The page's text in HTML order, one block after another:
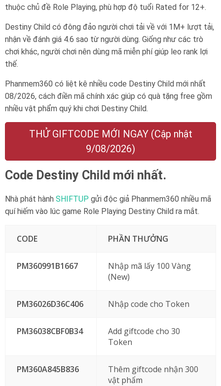
thuộc chủ đề Role Playing, phù hợp độ tuổi Rated for 12+.
Destiny Child có đông đảo người chơi tải về với 1M+ lượt tải,
nhận về đánh giá 4.6 sao từ người dùng. Giống như các trò
chơi khác, người chơi nên dùng mã miễn phí giúp leo rank lợi
thế.
Phanmem360 có liệt kê nhiều code Destiny Child mới nhất
08/2026, cách điền mã chính xác giúp có quà tặng free gồm
nhiều vật phẩm quý khi chơi Destiny Child.
THỬ GIFTCODE MỚI NGAY (Cập nhật
9/08/2026)
Code Destiny Child mới nhất.
Nhà phát hành SHIFTUP gửi độc giả Phanmem360 nhiều mã
quí hiếm vào lúc game Role Playing Destiny Child ra mắt.
CODE PHẦN THƯỞNG
PM360991B1667
Nhập mã lấy 100 Vàng
(New)
PM36026D36C406 Nhập code cho Token
PM36038CBF0B34
Add giftcode cho 30
Token
PM360A845B836
Thêm giftcode nhận 300
vật phẩm